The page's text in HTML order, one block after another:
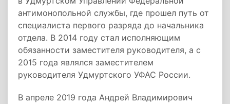
антимонопольной службы, где прошел путь от
специалиста первого разряда до начальника
отдела. В 2014 году стал исполняющим
обязанности заместителя руководителя, а с
2015 года являлся заместителем
руководителя Удмуртского УФАС России.
В апреле 2019 года Андрей Владимирович